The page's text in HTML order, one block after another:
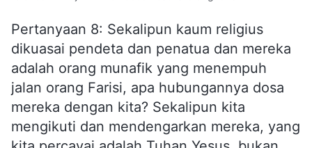
Pertanyaan 8: Sekalipun kaum religius
dikuasai pendeta dan penatua dan mereka
adalah orang munafik yang menempuh
jalan orang Farisi, apa hubungannya dosa
mereka dengan kita? Sekalipun kita
mengikuti dan mendengarkan mereka, yang